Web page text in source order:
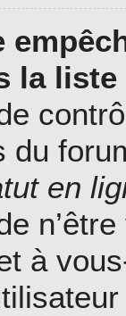
la
en
à